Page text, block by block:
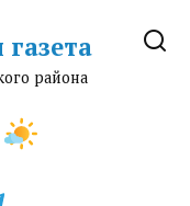
района